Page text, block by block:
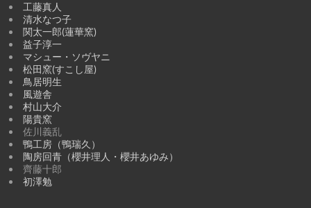
工藤真人
清水なつ子
関太一郎(蓮華窯)
益子淳一
マシュー・ソヴヤニ
松田窯(すこし屋)
鳥居明生
風遊舎
村山大介
陽貴窯
佐川義乱
鴨工房（鴨瑞久）
陶房回青（櫻井理人・櫻井あゆみ）
齊藤十郎
初澤勉